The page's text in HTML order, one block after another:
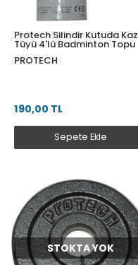
Protech Silindir Kutuda Kaz
Tüyü 4'lü Badminton Topu
PROTECH
190,00 TL
Sepete Ekle
STOKTA YOK